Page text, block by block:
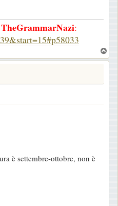
TheGrammarNazi:
o
è settembre-ottobre, non è